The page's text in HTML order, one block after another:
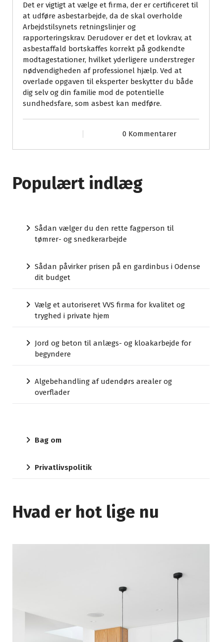
Det er vigtigt at vælge et firma, der er certificeret til
at udføre asbestarbejde, da de skal overholde
Arbejdstilsynets retningslinjer og
rapporteringskrav. Derudover er det et lovkrav, at
asbestaffald bortskaffes korrekt på godkendte
modtagestationer, hvilket yderligere understreger
nødvendigheden af professionel hjælp. Ved at
overlade opgaven til eksperter beskytter du både
dig selv og din familie mod de potentielle
sundhedsfare, som asbest kan medføre.
0 Kommentarer
Populært indlæg
Sådan vælger du den rette fagperson til
tømrer- og snedkerarbejde
Sådan påvirker prisen på en gardinbus i Odense
dit budget
Vælg et autoriseret VVS firma for kvalitet og
tryghed i private hjem
Jord og beton til anlægs- og kloakarbejde for
begyndere
Algebehandling af udendørs arealer og
overflader
Bag om
Privatlivspolitik
Hvad er hot lige nu